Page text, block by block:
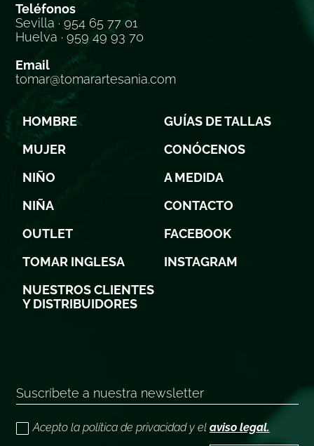
Teléfonos
Sevilla · 954 65 77 01
Huelva · 959 49 93 70
Email
tomar@tomarartesania.com
HOMBRE
MUJER
NIÑO
NIÑA
OUTLET
TOMAR INGLESA
NUESTROS CLIENTES
Y DISTRIBUIDORES
GUÍAS DE TALLAS
CONÓCENOS
A MEDIDA
CONTACTO
FACEBOOK
INSTAGRAM
Acepto la política de privacidad y el aviso legal.